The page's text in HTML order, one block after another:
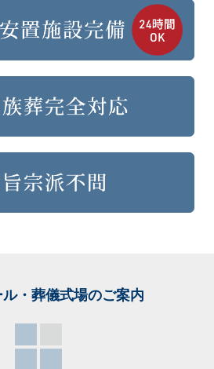
・葬儀式場のご案内